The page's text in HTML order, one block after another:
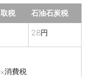
税 石油石炭税
2.8円
消費税